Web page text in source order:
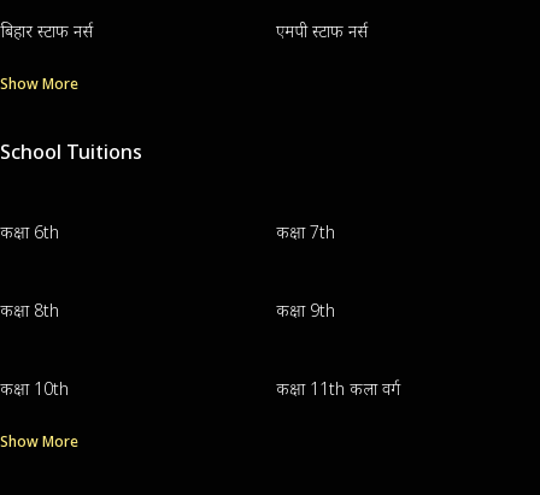
बिहार स्टाफ नर्स एमपी स्टाफ नर्स
Show More
School Tuitions
कक्षा 6th कक्षा 7th
कक्षा 8th कक्षा 9th
कक्षा 10th कक्षा 11th कला वर्ग
Show More